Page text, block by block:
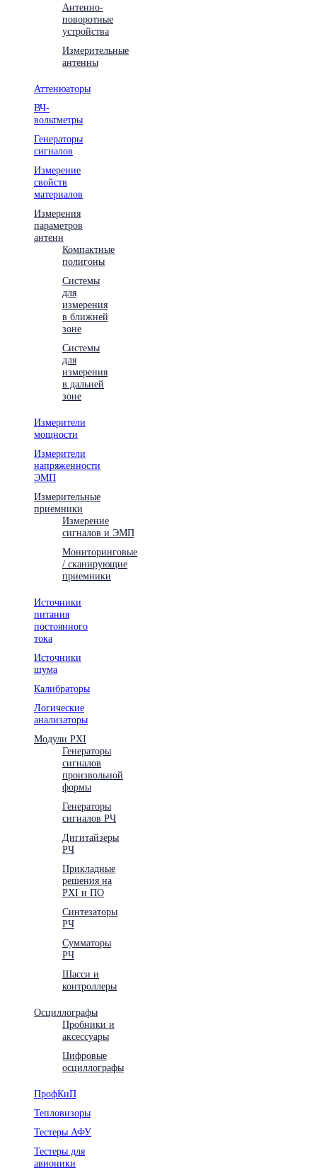
Антенно-
поворотные
устройства
Измерительные
антенны
Аттенюаторы
ВЧ-
вольтметры
Генераторы
сигналов
Измерение
свойств
материалов
Измерения
параметров
антенн
Компактные
полигоны
Системы
для
измерения
в ближней
зоне
Системы
для
измерения
в дальней
зоне
Измерители
мощности
Измерители
напряженности
ЭМП
Измерительные
приемники
Измерение
сигналов и ЭМП
Мониторинговые
/ сканирующие
приемники
Источники
питания
постоянного
тока
Источники
шума
Калибраторы
Логические
анализаторы
Модули PXI
Генераторы
сигналов
произвольной
формы
Генераторы
сигналов РЧ
Дигитайзеры
РЧ
Прикладные
решения на
PXI и ПО
Синтезаторы
РЧ
Сумматоры
РЧ
Шасси и
контроллеры
Осциллографы
Пробники и
аксессуары
Цифровые
осциллографы
ПрофКиП
Тепловизоры
Тестеры АФУ
Тестеры для
авионики